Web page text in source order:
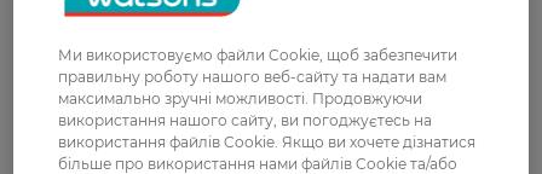
Вартість доставки - 0 грн
Показати більше
Оплата
Оплата карткою
Ми використовуємо файли Cookie, щоб забезпечити
правильну роботу нашого веб-сайту та надати вам
максимально зручні можливості. Продовжуючи
використання нашого сайту, ви погоджуєтесь на
використання файлів Cookie. Якщо ви хочете дізнатися
більше про використання нами файлів Cookie та/або